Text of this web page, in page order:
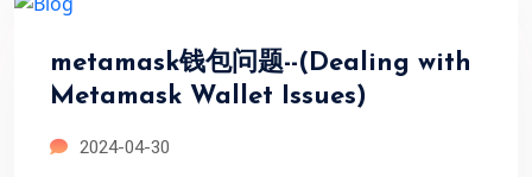
metamask钱包问题--(Dealing with
Metamask Wallet Issues)
2024-04-30